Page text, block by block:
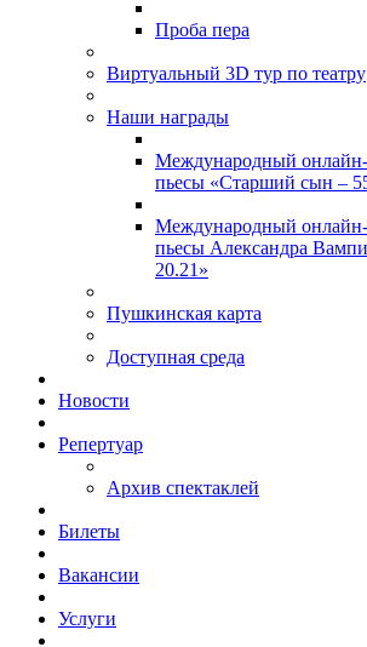
Проба пера
Виртуальный 3D тур по театру
Наши награды
Международный онлайн-
пьесы «Старший сын –
Международный онлайн-
пьесы Александра
20.21»
Пушкинская карта
Доступная среда
Новости
Репертуар
Архив спектаклей
Билеты
Вакансии
Услуги